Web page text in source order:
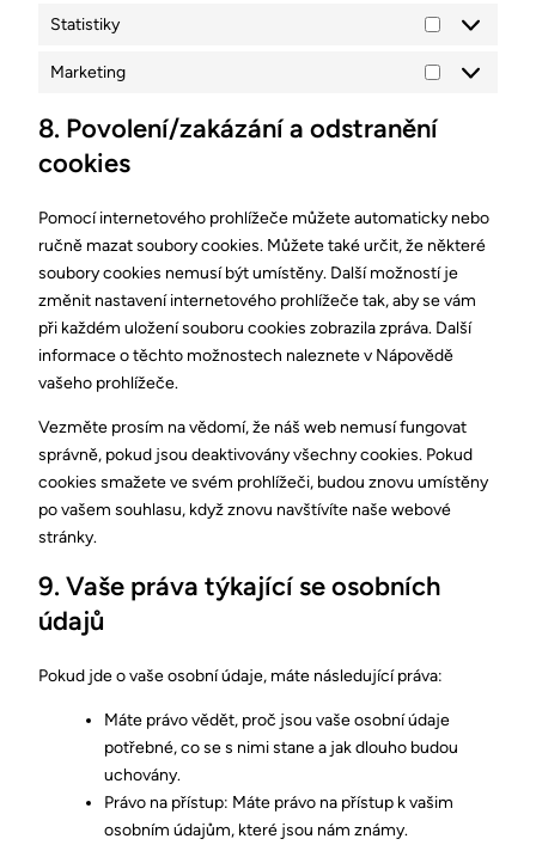
Statistiky
Marketing
8. Povolení/zakázání a odstranění
cookies
Pomocí internetového prohlížeče můžete automaticky nebo
ručně mazat soubory cookies. Můžete také určit, že některé
soubory cookies nemusí být umístěny. Další možností je
změnit nastavení internetového prohlížeče tak, aby se vám
při každém uložení souboru cookies zobrazila zpráva. Další
informace o těchto možnostech naleznete v Nápovědě
vašeho prohlížeče.
Vezměte prosím na vědomí, že náš web nemusí fungovat
správně, pokud jsou deaktivovány všechny cookies. Pokud
cookies smažete ve svém prohlížeči, budou znovu umístěny
po vašem souhlasu, když znovu navštívíte naše webové
stránky.
9. Vaše práva týkající se osobních
údajů
Pokud jde o vaše osobní údaje, máte následující práva:
Máte právo vědět, proč jsou vaše osobní údaje
potřebné, co se s nimi stane a jak dlouho budou
uchovány.
Právo na přístup: Máte právo na přístup k vašim
osobním údajům, které jsou nám známy.